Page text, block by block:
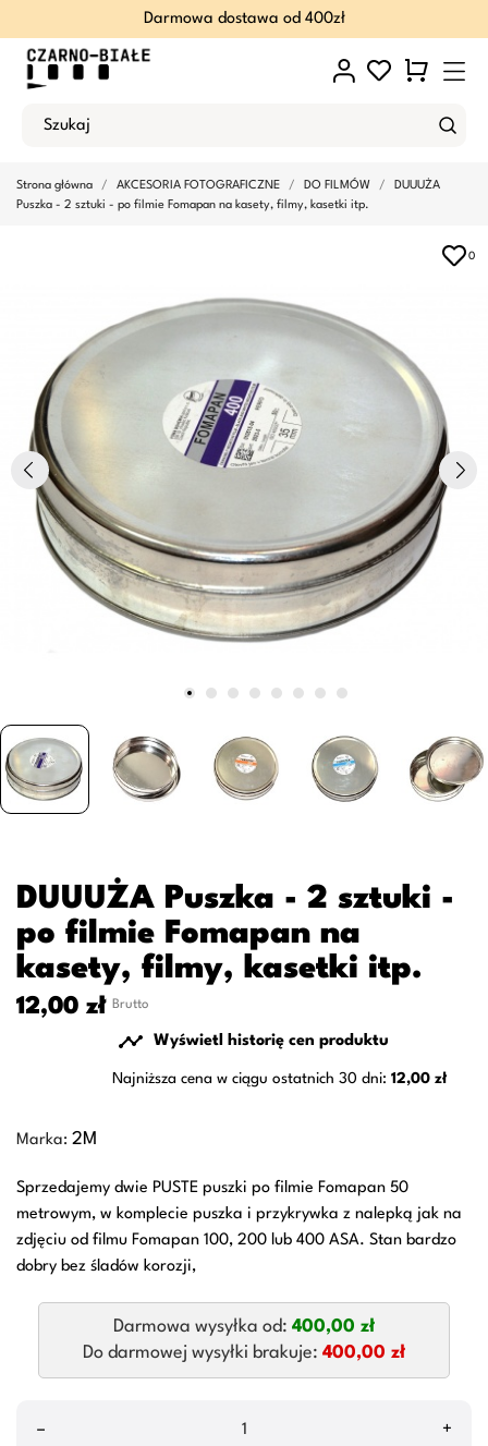
Darmowa dostawa od 400zł
Strona główna AKCESORIA FOTOGRAFICZNE DO FILMÓW
DUUUŻA
Puszka - 2 sztuki - po filmie Fomapan na kasety, filmy, kasetki itp.
0
DUUUŻA Puszka - 2 sztuki -
po filmie Fomapan na
kasety, filmy, kasetki itp.
12,00 zł Brutto
 Wyświetl historię cen produktu
Najniższa cena w ciągu ostatnich 30 dni: 12,00 zł
Marka: 2M
Sprzedajemy dwie PUSTE puszki po filmie Fomapan 50
metrowym, w komplecie puszka i przykrywka z nalepką jak na
zdjęciu od filmu Fomapan 100, 200 lub 400 ASA. Stan bardzo
dobry bez śladów korozji,
Darmowa wysyłka od: 400,00 zł
Do darmowej wysyłki brakuje: 400,00 zł
– +